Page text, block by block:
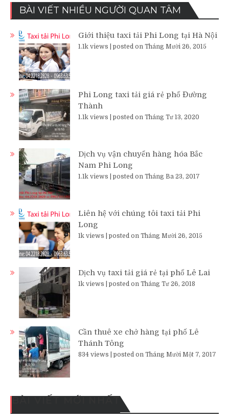
BÀI VIẾT NHIỀU NGƯỜI QUAN TÂM
Giới thiệu taxi tải Phi Long tại Hà Nội
1.1k views posted on Tháng Mười 26, 2015
Phi Long taxi tải giá rẻ phố Đường
Thành
1.1k views posted on Tháng Tư 13, 2020
Dịch vụ vận chuyển hàng hóa Bắc
Nam Phi Long
1.1k views posted on Tháng Ba 23, 2017
Liên hệ với chúng tôi taxi tải Phi
Long
1k views posted on Tháng Mười 26, 2015
Dịch vụ taxi tải giá rẻ tại phố Lê Lai
1k views posted on Tháng Tư 26, 2018
Cần thuê xe chở hàng tại phố Lê
Thánh Tông
834 views posted on Tháng Mười Một 7, 2017
BÀI VIẾT MỚI NHẤT